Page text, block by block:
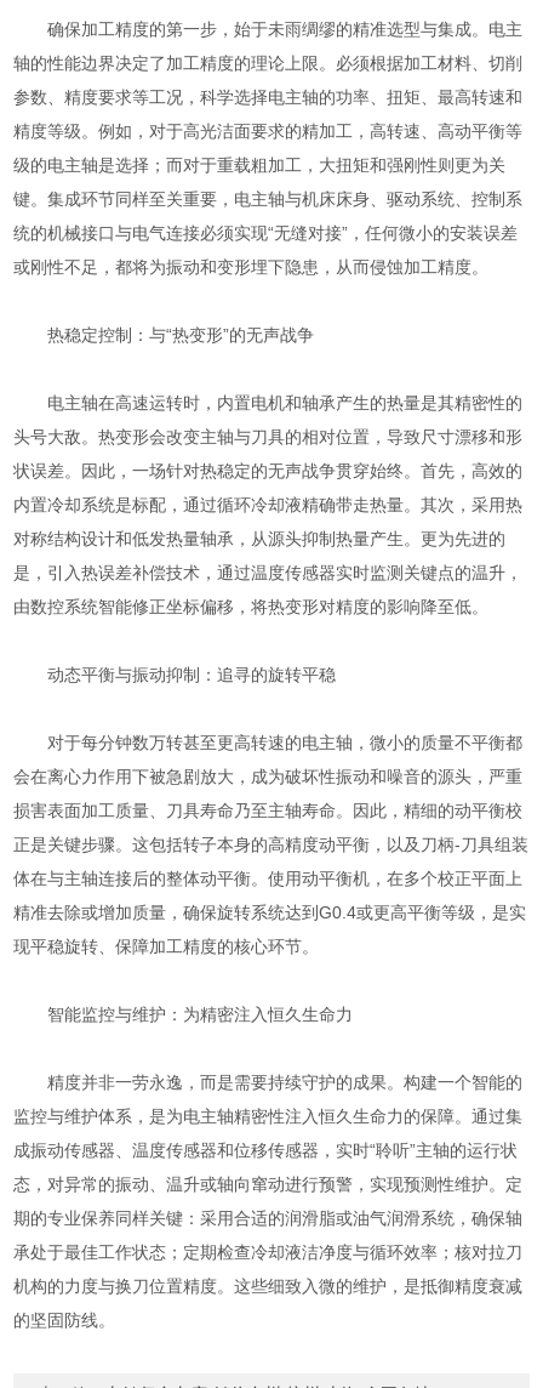
确保加工精度的第一步，始于未雨绸缪的精准选型与集成。电主
轴的性能边界决定了加工精度的理论上限。必须根据加工材料、切削
参数、精度要求等工况，科学选择电主轴的功率、扭矩、最高转速和
精度等级。例如，对于高光洁面要求的精加工，高转速、高动平衡等
级的电主轴是选择；而对于重载粗加工，大扭矩和强刚性则更为关
键。集成环节同样至关重要，电主轴与机床床身、驱动系统、控制系
统的机械接口与电气连接必须实现“无缝对接”，任何微小的安装误差
或刚性不足，都将为振动和变形埋下隐患，从而侵蚀加工精度。
热稳定控制：与“热变形”的无声战争
电主轴在高速运转时，内置电机和轴承产生的热量是其精密性的
头号大敌。热变形会改变主轴与刀具的相对位置，导致尺寸漂移和形
状误差。因此，一场针对热稳定的无声战争贯穿始终。首先，高效的
内置冷却系统是标配，通过循环冷却液精确带走热量。其次，采用热
对称结构设计和低发热量轴承，从源头抑制热量产生。更为先进的
是，引入热误差补偿技术，通过温度传感器实时监测关键点的温升，
由数控系统智能修正坐标偏移，将热变形对精度的影响降至低。
动态平衡与振动抑制：追寻的旋转平稳
对于每分钟数万转甚至更高转速的电主轴，微小的质量不平衡都
会在离心力作用下被急剧放大，成为破坏性振动和噪音的源头，严重
损害表面加工质量、刀具寿命乃至主轴寿命。因此，精细的动平衡校
正是关键步骤。这包括转子本身的高精度动平衡，以及刀柄-刀具组装
体在与主轴连接后的整体动平衡。使用动平衡机，在多个校正平面上
精准去除或增加质量，确保旋转系统达到G0.4或更高平衡等级，是实
现平稳旋转、保障加工精度的核心环节。
智能监控与维护：为精密注入恒久生命力
精度并非一劳永逸，而是需要持续守护的成果。构建一个智能的
监控与维护体系，是为电主轴精密性注入恒久生命力的保障。通过集
成振动传感器、温度传感器和位移传感器，实时“聆听”主轴的运行状
态，对异常的振动、温升或轴向窜动进行预警，实现预测性维护。定
期的专业保养同样关键：采用合适的润滑脂或油气润滑系统，确保轴
承处于最佳工作状态；定期检查冷却液洁净度与循环效率；核对拉刀
机构的力度与换刀位置精度。这些细致入微的维护，是抵御精度衰减
的坚固防线。